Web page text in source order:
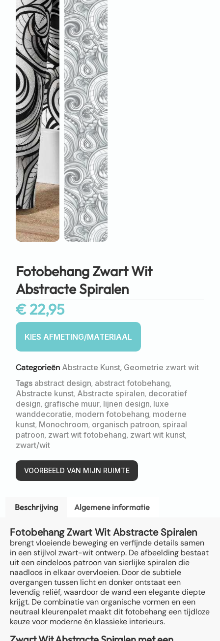
Fotobehang Zwart Wit
Abstracte Spiralen
€22,95
Categorieën Abstracte Kunst, Geometrie zwart wit
Tags abstract design, abstract fotobehang,
Abstracte kunst, Abstracte spiralen, decoratief
design, grafische muur, lijnen design, luxe
wanddecoratie, modern fotobehang, moderne
kunst, Monochroom, organisch patroon, spiraal
patroon, zwart wit fotobehang, zwart wit kunst,
zwart/wit
VOORBEELD VAN MIJN RUIMTE
Beschrijving Algemene informatie
Fotobehang Zwart Wit Abstracte Spiralen
brengt vloeiende beweging en verfijnde details samen
in een stijlvol zwart-wit ontwerp. De afbeelding bestaat
uit een eindeloos patroon van sierlijke spiralen die
naadloos in elkaar overvloeien. Door de subtiele
overgangen tussen licht en donker ontstaat een
levendig reliëf, waardoor de wand een elegante diepte
krijgt. De combinatie van organische vormen en een
neutraal kleurenpalet maakt dit fotobehang een tijdloze
keuze voor moderne én klassieke interieurs.